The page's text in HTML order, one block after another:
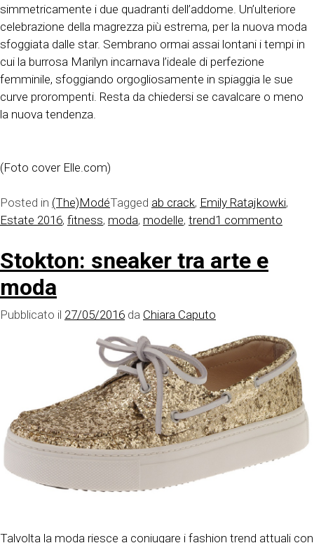
simmetricamente i due quadranti dell’addome. Un’ulteriore
celebrazione della magrezza più estrema, per la nuova moda
sfoggiata dalle star. Sembrano ormai assai lontani i tempi in
cui la burrosa Marilyn incarnava l’ideale di perfezione
femminile, sfoggiando orgogliosamente in spiaggia le sue
curve prorompenti. Resta da chiedersi se cavalcare o meno
la nuova tendenza.
(Foto cover Elle.com)
Posted in (The)ModéTagged ab crack, Emily Ratajkowki,
Estate 2016, fitness, moda, modelle, trend1 commento
mania
Stokton: sneaker tra arte e
moda
Pubblicato il 27/05/2016 da Chiara Caputo
Talvolta la moda riesce a coniugare i fashion trend attuali con